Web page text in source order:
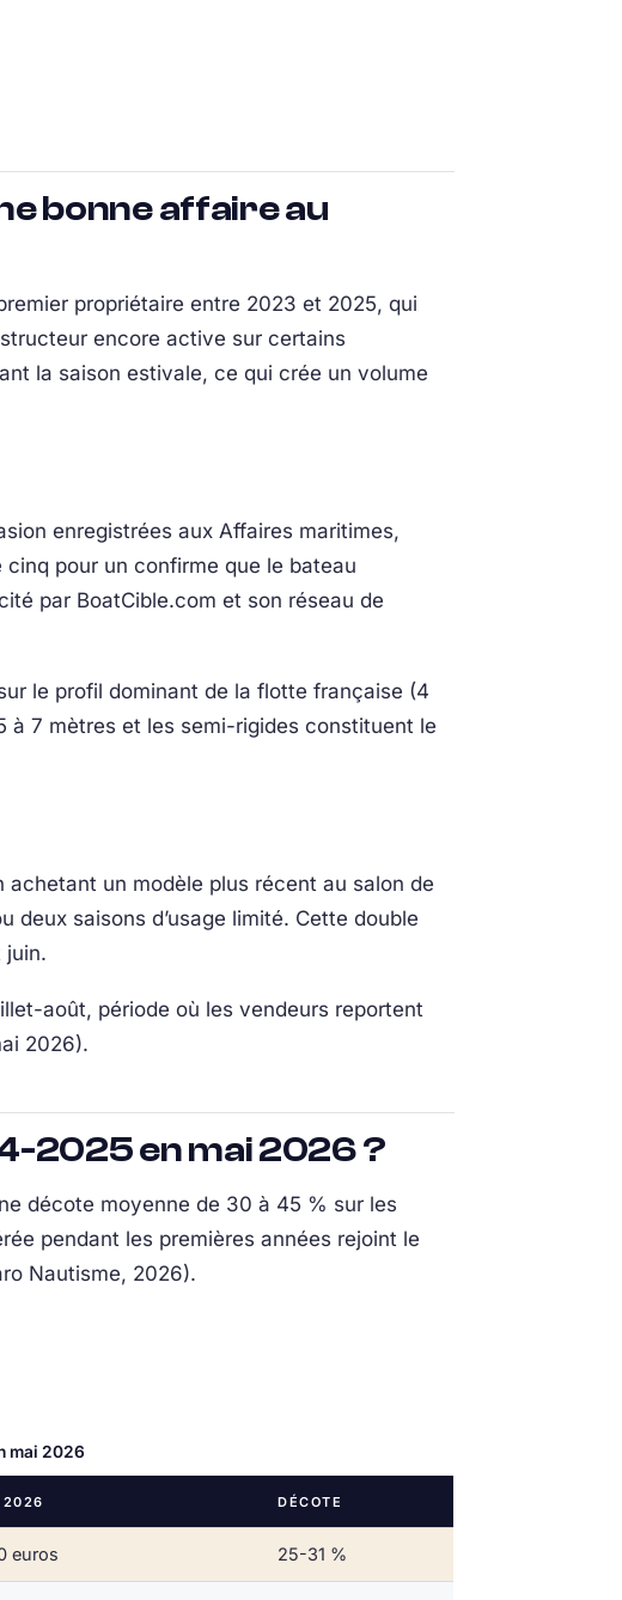
bonne affaire au
propriétaire entre 2023 et 2025, qui
encore active sur certains
la saison estivale, ce qui crée un volume
enregistrées aux Affaires maritimes,
pour un confirme que le bateau
par BoatCible.com et son réseau de
le profil dominant de la flotte française (4
à 7 mètres et les semi-rigides constituent le
un modèle plus récent au salon de
deux saisons d’usage limité. Cette double
juin.
août, période où les vendeurs reportent
2026).
2025 en mai 2026 ?
décote moyenne de 30 à 45 % sur les
pendant les premières années rejoint le
Nautisme, 2026).
mai 2026
2026 DÉCOTE
euros 25-31 %